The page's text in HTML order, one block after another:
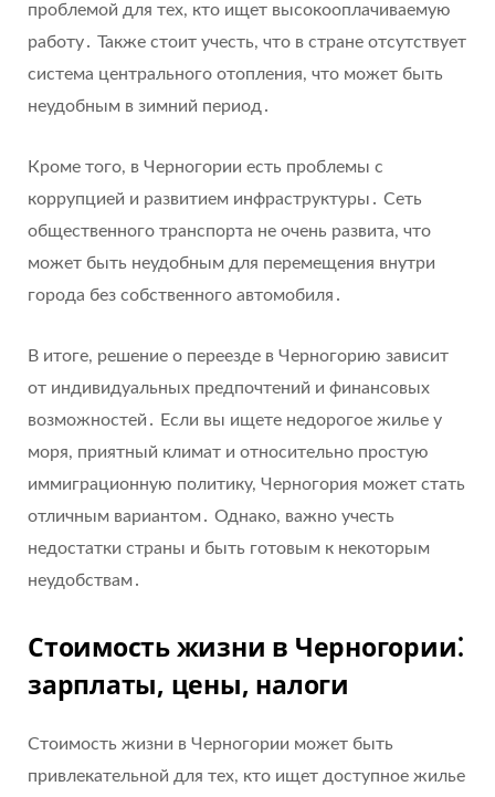
проблемой для тех, кто ищет высокооплачиваемую
работу․ Также стоит учесть, что в стране отсутствует
система центрального отопления, что может быть
неудобным в зимний период․
Кроме того, в Черногории есть проблемы с
коррупцией и развитием инфраструктуры․ Сеть
общественного транспорта не очень развита, что
может быть неудобным для перемещения внутри
города без собственного автомобиля․
В итоге, решение о переезде в Черногорию зависит
от индивидуальных предпочтений и финансовых
возможностей․ Если вы ищете недорогое жилье у
моря, приятный климат и относительно простую
иммиграционную политику, Черногория может стать
отличным вариантом․ Однако, важно учесть
недостатки страны и быть готовым к некоторым
неудобствам․
Стоимость жизни в Черногории⁚
зарплаты, цены, налоги
Стоимость жизни в Черногории может быть
привлекательной для тех, кто ищет доступное жилье